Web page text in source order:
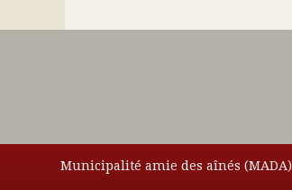
Municipalité amie des aînés (MADA)